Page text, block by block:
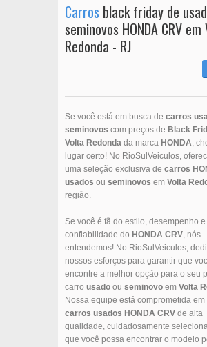
Carros black friday de
seminovos HONDA CRV
Redonda - RJ
Se você está em busca de carros
seminovos com preços de Black
Volta Redonda da marca HONDA,
lugar certo! No RioSulVeiculos,
uma seleção exclusiva de carros
usados ou seminovos em Volta
região.
Se você é fã do estilo, desempenho e
confiabilidade do HONDA CRV, nós
entendemos! No RioSulVeiculos,
nossos esforços para garantir que
encontre a melhor opção para o seu
carro usado ou seminovo em Volta
Nossa equipe está comprometida
carros usados HONDA CRV de alta
qualidade, cuidadosamente
que você possa encontrar o modelo